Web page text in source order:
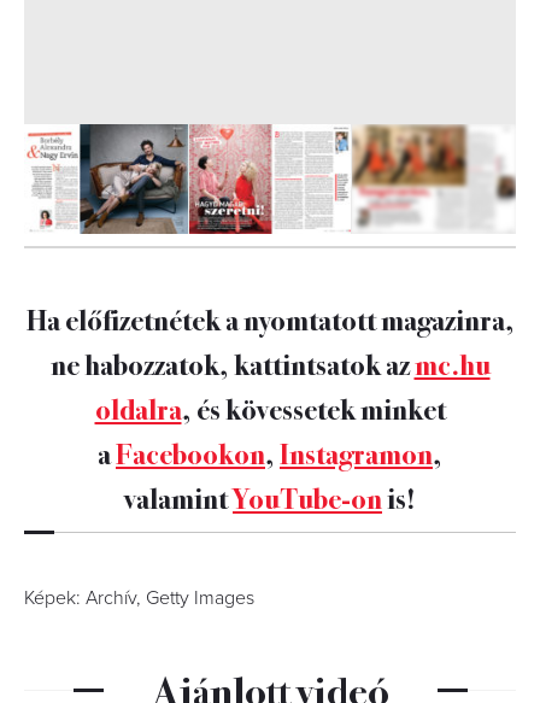
Ha előfizetnétek a nyomtatott magazinra,
ne habozzatok, kattintsatok azmc.hu
oldalra, és kövessetek minket
aFacebookon,Instagramon,
valamintYouTube-onis!
Képek: Archív, Getty Images
Ajánlott videó